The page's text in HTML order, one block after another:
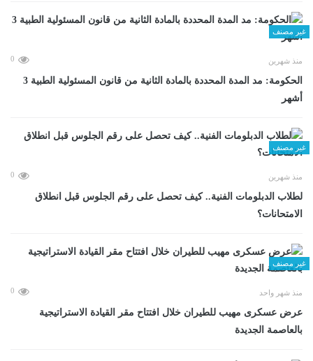
غير مصنف
منذ شهرين 0
الحكومة: مد المدة المحددة بالمادة الثانية من قانون المسئولية الطبية 3
أشهر
غير مصنف
منذ شهرين 0
لطلاب الدبلومات الفنية.. كيف تحصل على رقم الجلوس قبل انطلاق
الامتحانات؟
غير مصنف
منذ شهر واحد 0
عرض عسكرى مهيب للطيران خلال افتتاح مقر القيادة الاستراتيجية
بالعاصمة الجديدة